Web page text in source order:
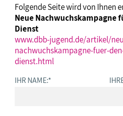
Folgende Seite wird von Ihnen
Neue Nachwuchskampagne
Dienst
www.dbb-jugend.de/artikel/
nachwuchskampagne-fuer-
dienst.html
IHR NAME:*